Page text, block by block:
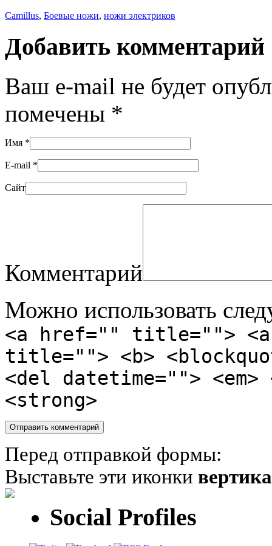
Camillus, Боевые ножи, ножи электриков
Добавить комментарий
Ваш e-mail не будет
помечены *
Имя *
E-mail *
Сайт
Комментарий
Можно использовать
<a href="" title="">
title=""> <b>
<del datetime="">
<strong>
Перед отправкой формы:
Выставьте эти иконки
Social Profiles